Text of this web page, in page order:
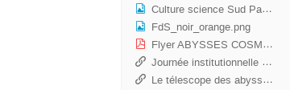
Culture science Sud Paca.png
FdS_noir_orange.png
Flyer ABYSSES COSMOS.pdf
Journée institutionnelle CPPM@40ans
Le télescope des abysses de CNRS Images